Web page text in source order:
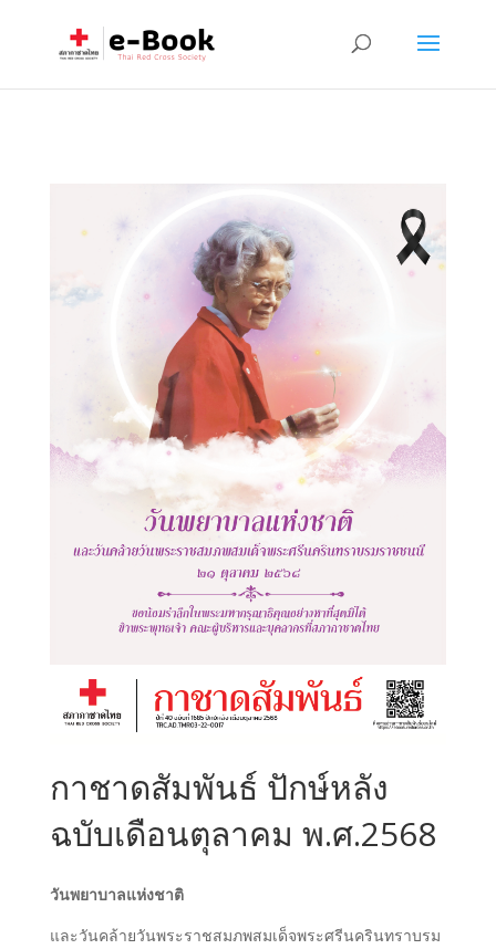
กาชาดสัมพันธ์ ปักษ์หลัง
ฉบับเดือนตุลาคม พ.ศ.2568
วันพยาบาลแห่งชาติ
และวันคล้ายวันพระราชสมภพสมเด็จพระศรีนครินทราบรม